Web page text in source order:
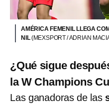
AMÉRICA FEMENIL LLEGA
NIL(MEXSPORT / ADRIAN
¿Qué sigue
la W Champions
Las ganadoras de las